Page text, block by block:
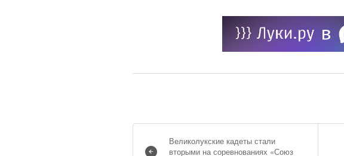
Великолукские кадеты стали
вторыми на соревнованиях «Союз